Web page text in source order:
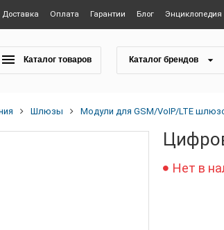
Доставка Оплата Гарантии Блог Энциклопедия
Каталог товаров Каталог брендов
Шлюзы Модули для GSM/VoIP/LTE
Нет в